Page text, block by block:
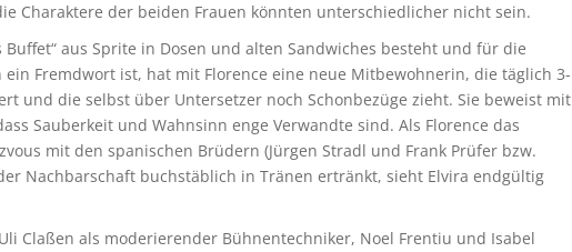
Charaktere der beiden Frauen könnten unterschiedlicher nicht sein.
Buffet“ aus Sprite in Dosen und alten Sandwiches besteht und für die
ein Fremdwort ist, hat mit Florence eine neue Mitbewohnerin, die täglich 3-
und die selbst über Untersetzer noch Schonbezüge zieht. Sie beweist mit
Sauberkeit und Wahnsinn enge Verwandte sind. Als Florence das
mit den spanischen Brüdern (Jürgen Stradl und Frank Prüfer bzw.
Nachbarschaft buchstäblich in Tränen ertränkt, sieht Elvira endgültig
Claßen als moderierender Bühnentechniker, Noel Frentiu und Isabel